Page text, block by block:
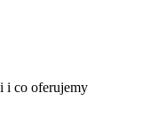
i co oferujemy